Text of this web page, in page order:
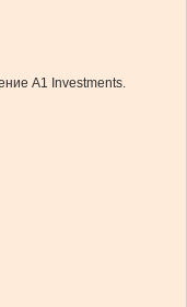
А1 Investments.